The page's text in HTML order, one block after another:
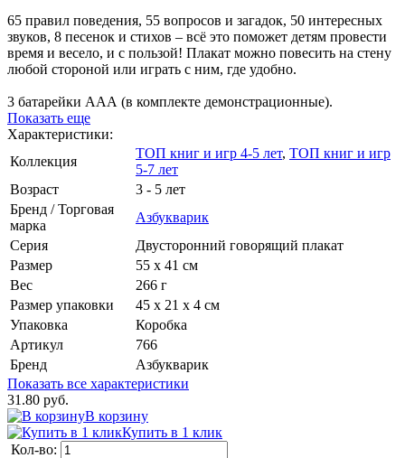
65 правил поведения, 55 вопросов и загадок, 50 интересных
звуков, 8 песенок и стихов – всё это поможет детям провести
время и весело, и с пользой! Плакат можно повесить на стену
любой стороной или играть с ним, где удобно.
3 батарейки ААА (в комплекте демонстрационные).
Показать еще
Характеристики:
Коллекция
ТОП книг и игр 4-5 лет, ТОП книг и игр
5-7 лет
Возраст
3 - 5 лет
Бренд / Торговая
марка
Азбукварик
Серия
Двусторонний говорящий плакат
Размер
55 х 41 см
Вес
266 г
Размер упаковки
45 х 21 х 4 см
Упаковка
Коробка
Артикул
766
Бренд
Азбукварик
Показать все характеристики
31.80 руб.
В корзину
Купить в 1 клик
Кол-во: